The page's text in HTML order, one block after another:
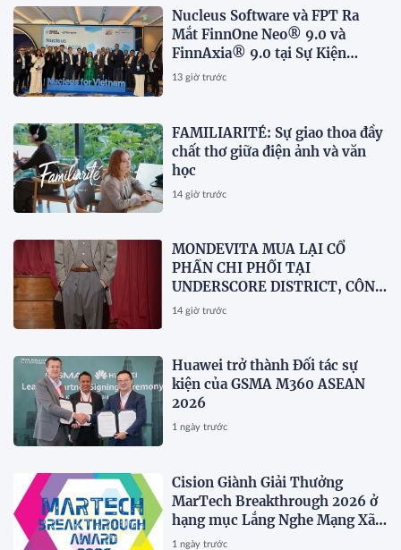
Nucleus Software và FPT Ra
Mắt FinnOne Neo® 9.0 và
FinnAxia® 9.0 tại Sự Kiện
Nucleus Synapse Lần Đầu Tiên
13 giờ trước
FAMILIARITÉ: Sự giao thoa đầy
chất thơ giữa điện ảnh và văn
học
14 giờ trước
MONDEVITA MUA LẠI CỔ
PHẦN CHI PHỐI TẠI
UNDERSCORE DISTRICT, CÔNG
TY MẸ CỦA MAGLIANO, ĐÁNH
TẢNG THƯƠNG HIỆU CAO CẤP
MỚI CỦA Ý.
14 giờ trước
Huawei trở thành Đối tác sự
kiện của GSMA M360 ASEAN
2026
1 ngày trước
Cision Giành Giải Thưởng
MarTech Breakthrough 2026 ở
hạng mục Lắng Nghe Mạng Xã
Hội, Phân Phối Thông Cáo Báo
1 ngày trước